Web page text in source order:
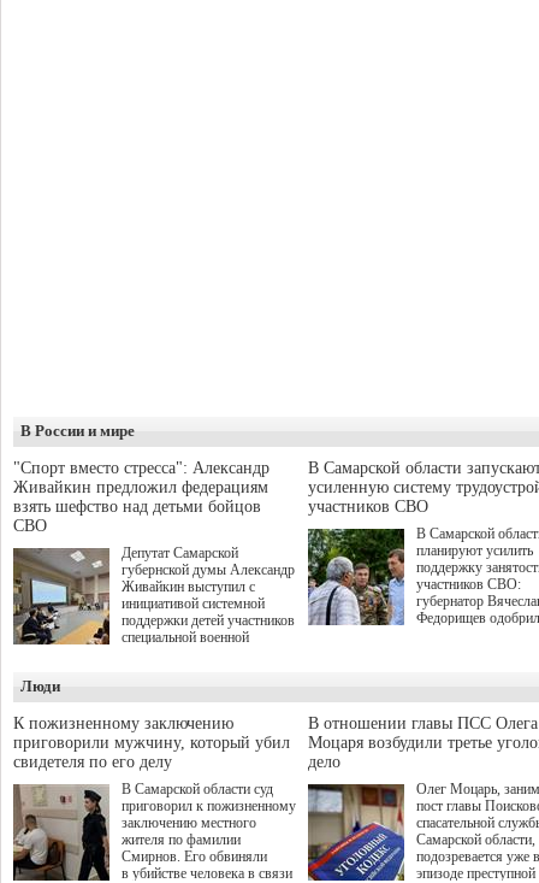
В России и мире
"Спорт вместо стресса": Александр
Живайкин предложил федерациям
взять шефство над детьми бойцов
СВО
Депутат Самарской
губернской думы Александр
Живайкин выступил с
инициативой системной
поддержки детей участников
специальной военной
"Помощь фронту и семьям
участников СВО", которая
прошла в Отрадном 7
августа.
В Самарской области
усиленную систему
участников СВО
В Самарской
планируют усилить
поддержку
участников СВО:
губернатор
Федорищев
на трудоустройство
спокойную
мирной жизни.
Люди
К пожизненному заключению
приговорили мужчину, который убил
свидетеля по его делу
В Самарской области суд
приговорил к пожизненному
заключению местного
жителя по фамилии
Смирнов. Его обвиняли
в убийстве человека в связи
В отношении главы ПСС Олега
Моцаря возбудили третье
дело
Олег Моцарь,
пост главы
спасательной
Самарской области,
подозревается уже
эпизоде преступной